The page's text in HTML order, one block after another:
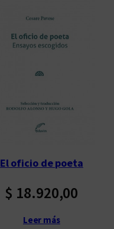
El oficio de poeta
$ 18.920,00
Leer más